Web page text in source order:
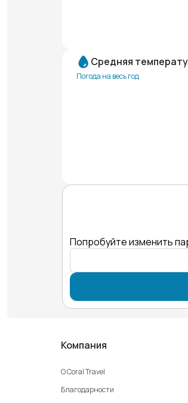
Средняя
Погода на весь год
Попробуйте изменить
Компания
О Coral Travel
Благодарности